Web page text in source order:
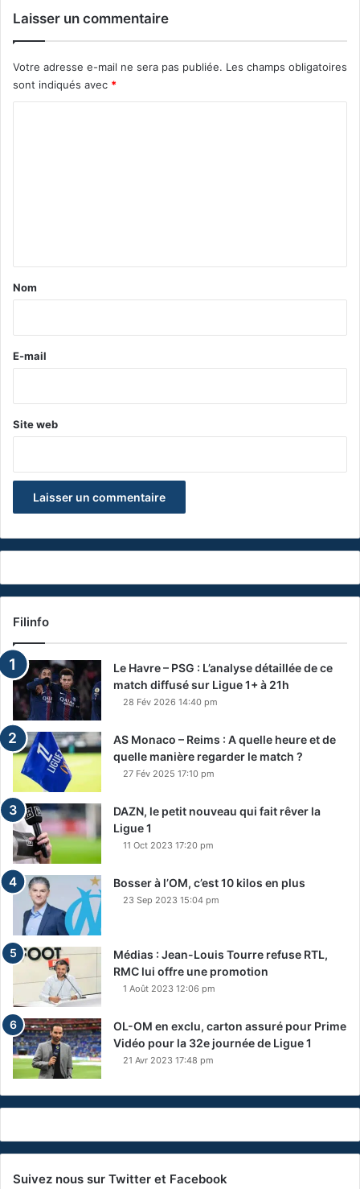
Laisser un commentaire
Votre adresse e-mail ne sera pas publiée. Les champs obligatoires
sont indiqués avec *
a
e
Nom
E-mail
Site web
Filinfo
Le Havre – PSG : L’analyse détaillée de ce
match diffusé sur Ligue 1+ à 21h
28 Fév 2026 14:40 pm
AS Monaco – Reims : A quelle heure et de
quelle manière regarder le match ?
27 Fév 2025 17:10 pm
DAZN, le petit nouveau qui fait rêver la
Ligue 1
11 Oct 2023 17:20 pm
Bosser à l’OM, c’est 10 kilos en plus
23 Sep 2023 15:04 pm
Médias : Jean-Louis Tourre refuse RTL,
RMC lui offre une promotion
1 Août 2023 12:06 pm
OL-OM en exclu, carton assuré pour Prime
Vidéo pour la 32e journée de Ligue 1
21 Avr 2023 17:48 pm
Suivez nous sur Twitter et Facebook